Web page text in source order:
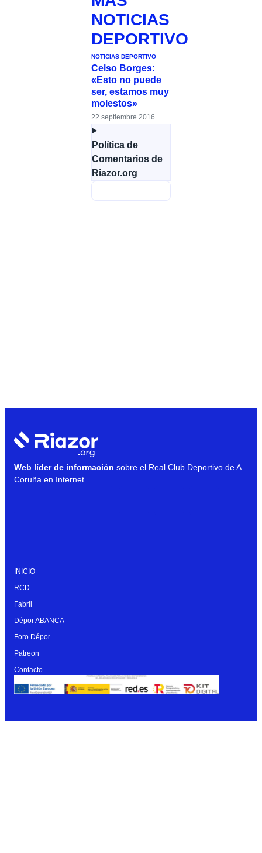
NOTICIAS
DEPORTIVO
NOTICIAS DEPORTIVO
Celso Borges:
«Esto no puede
ser, estamos muy
molestos»
22 septiembre 2016
Política de
Comentarios de
Riazor.org
Web líder de información sobre el Real Club Deportivo de A
Coruña en Internet.
INICIO
RCD
Fabril
Dépor ABANCA
Foro Dépor
Patreon
Contacto